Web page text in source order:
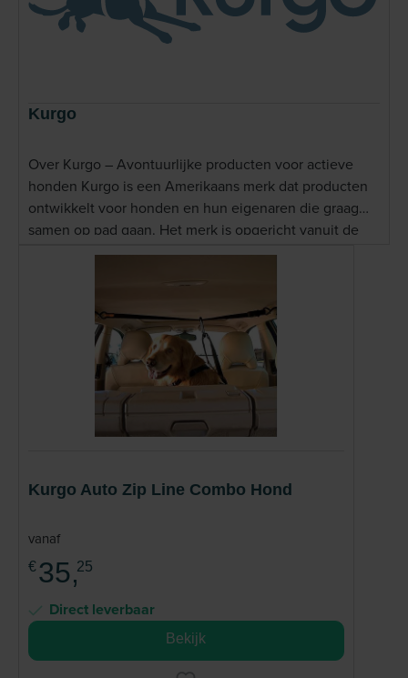
Kurgo
Over Kurgo – Avontuurlijke producten voor actieve
honden Kurgo is een Amerikaans merk dat producten
ontwikkelt voor honden en hun eigenaren die graag
samen op pad gaan. Het merk is opgericht vanuit de
gedachte dat honden onderdeel zijn van het avontuur,
praktische producten die zijn ontworpen voor gebruik
onderweg en tijdens outdooractiviteiten. Daarbij staan
functionaliteit, duurzaamheid en gebruiksgemak
centraal. Lees meer
Kurgo Auto Zip Line Combo Hond
vanaf
€ 35,25
Direct leverbaar
Bekijk